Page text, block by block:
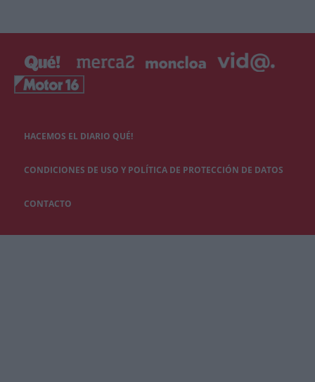
HACEMOS EL DIARIO QUÉ!
CONDICIONES DE USO Y POLÍTICA DE PROTECCIÓN DE DATOS
CONTACTO